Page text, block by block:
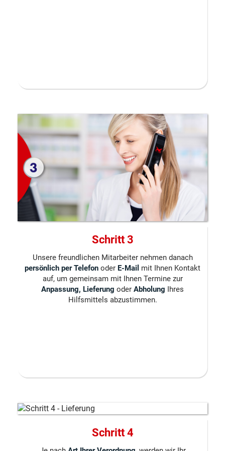
Schritt 3
Unsere freundlichen Mitarbeiter nehmen danach
persönlich per Telefon oder E-Mail mit Ihnen Kontakt
auf, um gemeinsam mit Ihnen Termine zur
Anpassung, Lieferung oder Abholung Ihres
Hilfsmittels abzustimmen.
Schritt 4